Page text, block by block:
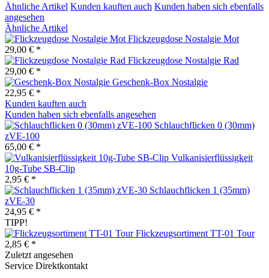
Ähnliche Artikel Kunden kauften auch Kunden haben sich ebenfalls
angesehen
Ähnliche Artikel
Flickzeugdose Nostalgie Mot
29,00 € *
Flickzeugdose Nostalgie Rad
29,00 € *
Geschenk-Box Nostalgie
22,95 € *
Kunden kauften auch
Kunden haben sich ebenfalls angesehen
Schlauchflicken 0 (30mm)
zVE-100
65,00 € *
Vulkanisierflüssigkeit
10g-Tube SB-Clip
2,95 € *
Schlauchflicken 1 (35mm)
zVE-30
24,95 € *
TIPP!
Flickzeugsortiment TT-01 Tour
2,85 € *
Zuletzt angesehen
Service Direktkontakt